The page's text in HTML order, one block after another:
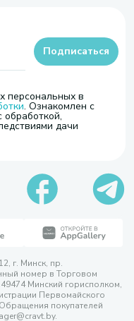
персональных в
. Ознакомлен с
обработкой,
дачи
Подписаться
г. Минск, пр.
номер в Торговом
Минский горисполком,
Первомайского
покупателей